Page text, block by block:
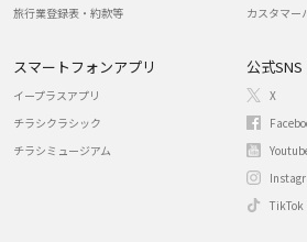
旅行業登録表・約款等
カスタマー
スマートフォンアプリ
イープラスアプリ
チラシクラシック
チラシミュージアム
公式SNS
X
TikTok